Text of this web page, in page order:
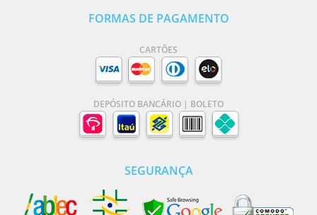
FORMAS DE PAGAMENTO
CARTÕES
DEPÓSITO BANCÁRIO | BOLETO
SEGURANÇA